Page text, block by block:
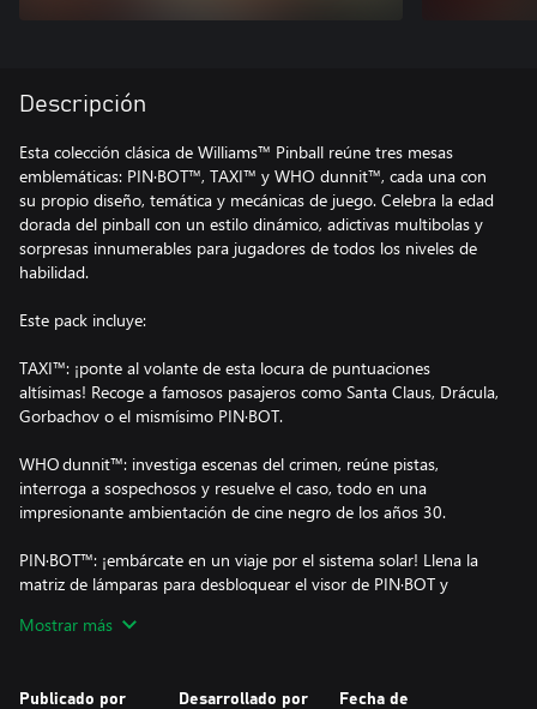
Descripción
Esta colección clásica de Williams™ Pinball reúne tres mesas
emblemáticas: PIN·BOT™, TAXI™ y WHO dunnit™, cada una con
su propio diseño, temática y mecánicas de juego. Celebra la edad
dorada del pinball con un estilo dinámico, adictivas multibolas y
sorpresas innumerables para jugadores de todos los niveles de
habilidad.
Este pack incluye:
TAXI™: ¡ponte al volante de esta locura de puntuaciones
altísimas! Recoge a famosos pasajeros como Santa Claus, Drácula,
Gorbachov o el mismísimo PIN·BOT.
WHO dunnit™: investiga escenas del crimen, reúne pistas,
interroga a sospechosos y resuelve el caso, todo en una
impresionante ambientación de cine negro de los años 30.
PIN·BOT™: ¡embárcate en un viaje por el sistema solar! Llena la
matriz de lámparas para desbloquear el visor de PIN·BOT y
de los 80.
Mostrar más
Publicado por Desarrollado por
Fecha de